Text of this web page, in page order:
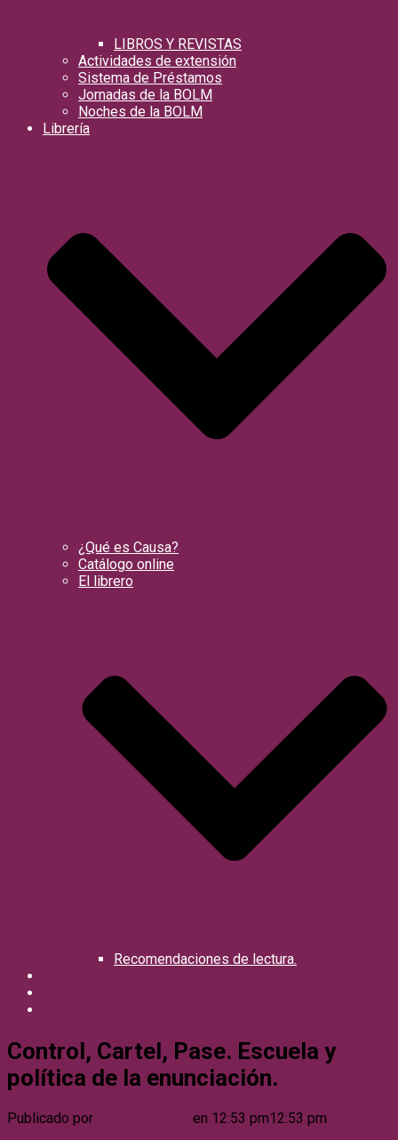
LIBROS Y REVISTAS
Actividades de extensión
Sistema de Préstamos
Jornadas de la BOLM
Noches de la BOLM
Librería
¿Qué es Causa?
Catálogo online
El librero
Recomendaciones de lectura.
Control, Cartel, Pase. Escuela y
política de la enunciación.
Publicado por en 12:53 pm12:53 pm